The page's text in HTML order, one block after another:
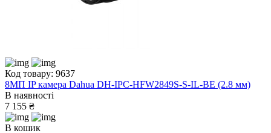
Код товару: 9637
8МП IP камера Dahua DH-IPC-HFW2849S-S-IL-BE (2.8 мм)
В наявності
7 155 ₴
В кошик